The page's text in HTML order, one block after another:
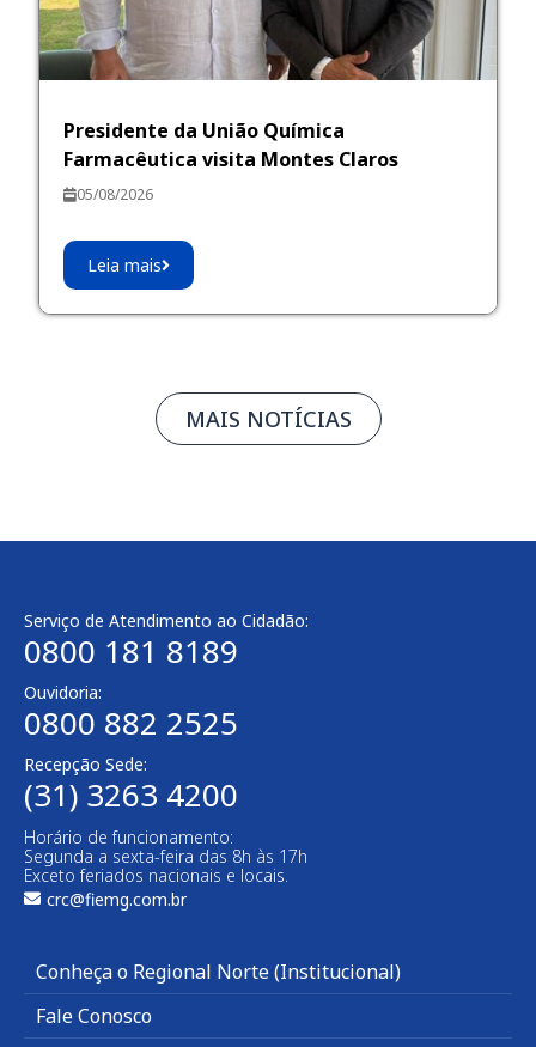
Presidente da União Química
Farmacêutica visita Montes Claros
05/08/2026
Leia mais
MAIS NOTÍCIAS
Serviço de Atendimento ao Cidadão:
0800 181 8189
Ouvidoria:
0800 882 2525
Recepção Sede:
(31) 3263 4200
Horário de funcionamento:
Segunda a sexta-feira das 8h às 17h
Exceto feriados nacionais e locais.
crc@fiemg.com.br
Conheça o Regional Norte (Institucional)
Fale Conosco